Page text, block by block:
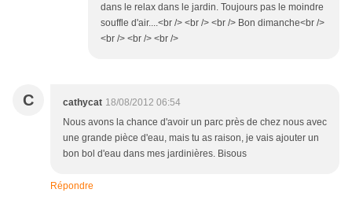
dans le relax dans le jardin. Toujours pas le moindre
souffle d'air....<br /> <br /> <br /> Bon dimanche<br />
<br /> <br /> <br />
C cathycat 18/08/2012 06:54
Nous avons la chance d'avoir un parc près de chez nous avec
une grande pièce d'eau, mais tu as raison, je vais ajouter un
bon bol d'eau dans mes jardinières. Bisous
Répondre